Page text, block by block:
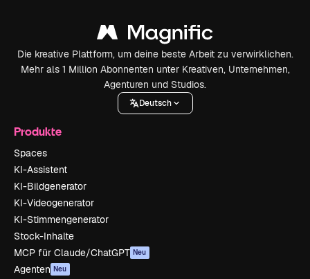
Die kreative Plattform, um deine beste Arbeit zu verwirklichen.
Mehr als 1 Million Abonnenten unter Kreativen, Unternehmen,
Agenturen und Studios.
Deutsch
Produkte
Spaces
KI-Assistent
KI-Bildgenerator
KI-Videogenerator
KI-Stimmengenerator
Stock-Inhalte
MCP für Claude/ChatGPT Neu
Agenten Neu